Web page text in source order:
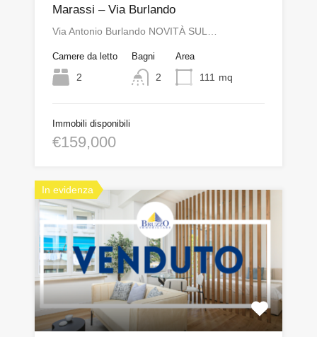
Marassi – Via Burlando
Via Antonio Burlando NOVITÀ SUL…
Camere da letto
2
Bagni
2
Area
111 mq
Immobili disponibili
€159,000
In evidenza